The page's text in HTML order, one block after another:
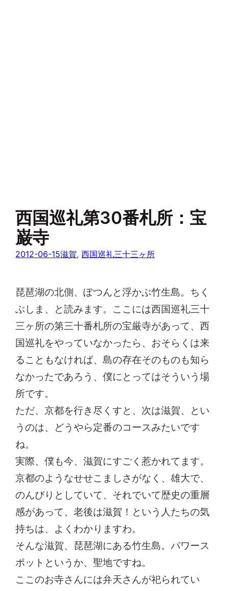
西国巡礼第30番札所：宝
巌寺
2012-06-15滋賀, 西国巡礼三十三ヶ所
琵琶湖の北側、ぽつんと浮かぶ竹生島。ちく
ぶしま、と読みます。ここには西国巡礼三十
三ヶ所の第三十番札所の宝厳寺があって、西
国巡礼をやっていなかったら、おそらくは来
ることもなければ、島の存在そのものも知ら
なかったであろう、僕にとってはそういう場
所です。
ただ、京都を行き尽くすと、次は滋賀、とい
うのは、どうやら定番のコースみたいです
ね。
実際、僕も今、滋賀にすごく惹かれてます。
京都のようなせせこましさがなく、雄大で、
のんびりとしていて、それでいて歴史の重層
感があって、老後は滋賀！という人たちの気
持ちは、よくわかりますわ。
そんな滋賀、琵琶湖にある竹生島。パワース
ポットというか、聖地ですね。
ここのお寺さんには弁天さんが祀られてい